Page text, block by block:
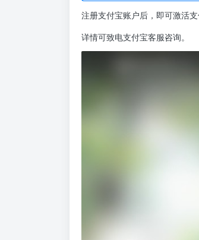
注册支付宝账户后，即可激活
详情可致电支付宝客服咨询。